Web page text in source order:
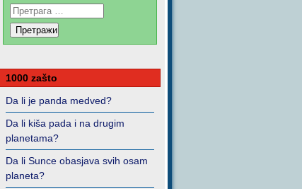
1000 zašto
Da li je panda medved?
Da li kiša pada i na drugim
planetama?
Da li Sunce obasjava svih osam
planeta?